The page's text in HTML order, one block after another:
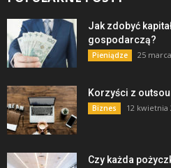
Jak zdobyć
gospodarczą?
Pieniądze 25
Korzyści z
Biznes 12 kwietnia
Czy każda